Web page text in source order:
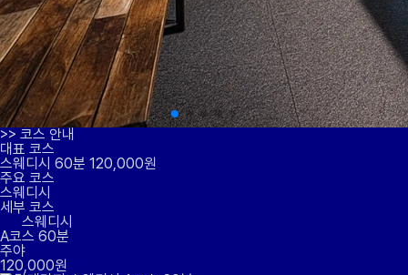
>> 코스 안내
대표 코스
스웨디시 60분 120,000원
주요 코스
스웨디시
세부 코스
스웨디시
A코스 60분
주야
120,000원